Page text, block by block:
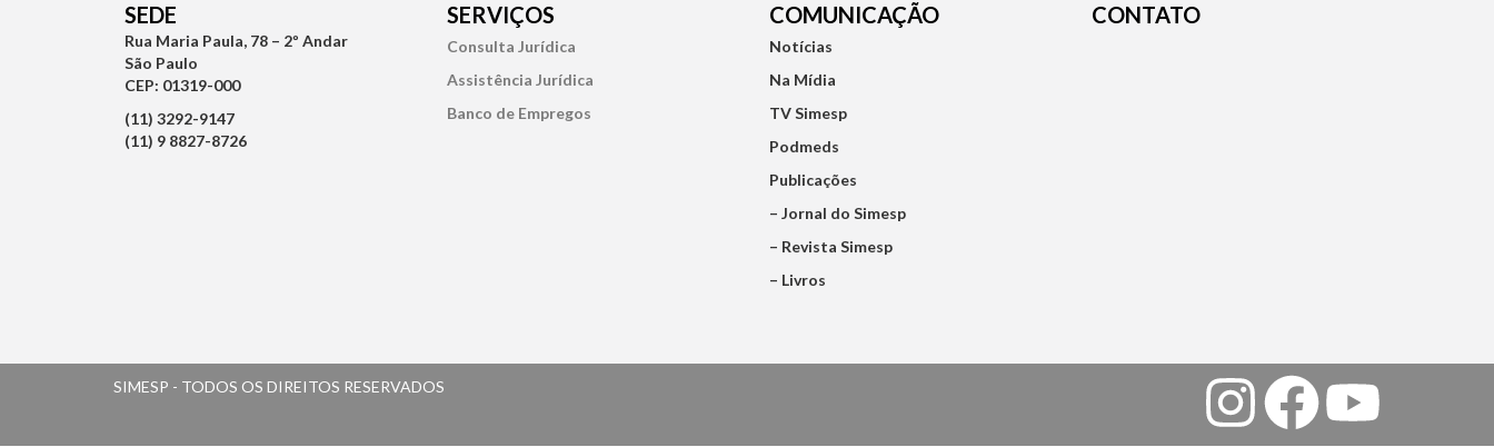
SEDE
Rua Maria Paula, 78 – 2º Andar
São Paulo
CEP: 01319-000
(11) 3292-9147
(11) 9 8827-8726
SERVIÇOS
Consulta Jurídica
Assistência Jurídica
Banco de Empregos
COMUNICAÇÃO
Notícias
Na Mídia
TV Simesp
Podmeds
Publicações
– Jornal do Simesp
– Revista Simesp
– Livros
CONTATO
SIMESP - TODOS OS DIREITOS RESERVADOS